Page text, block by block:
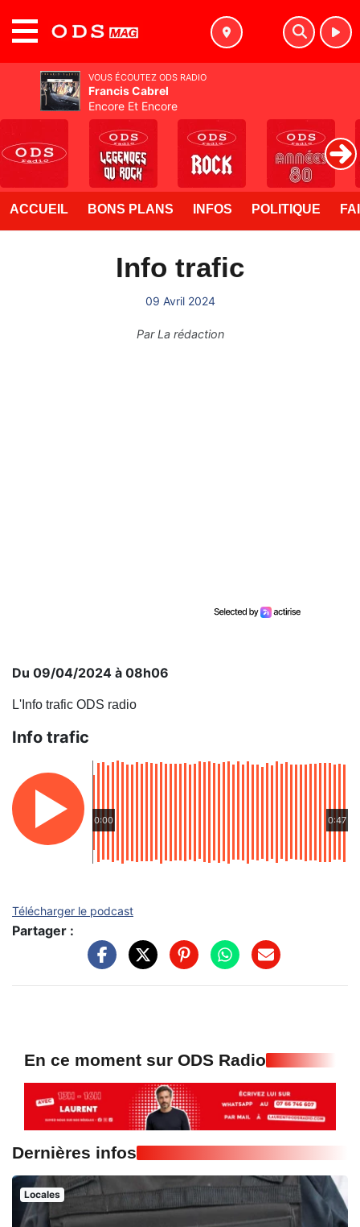
ACCUEIL BONS PLANS INFOS POLITIQUE
Info trafic
09 Avril 2024
ParLa rédaction
Du 09/04/2024 à 08h06
L'Info trafic ODS radio
Info trafic
0:00 0:47
Télécharger le podcast
Partager :
En ce moment sur ODS Radio
Dernières infos
Locales
VOUS ÉCOUTEZ ODS RADIO
Francis Cabrel
Encore Et Encore